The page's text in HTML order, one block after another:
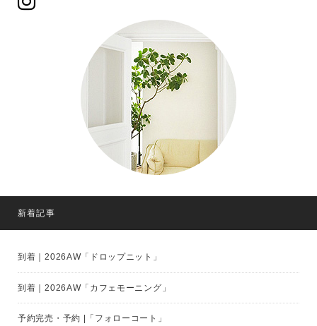
新着記事
到着｜2026AW「ドロップニット」
到着｜2026AW「カフェモーニング」
予約完売・予約 |「フォローコート」